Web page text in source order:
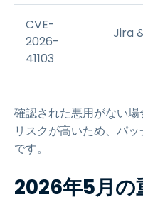
CVE-
2026-
41103
Jira
確認された悪用がない
リスクが高いため、パ
です。
2026年5月の